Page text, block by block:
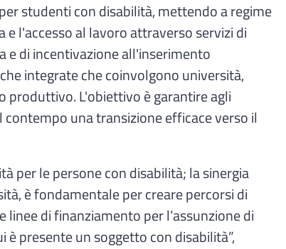
studenti con disabilità, mettendo a regime
l'accesso al lavoro attraverso servizi di
di incentivazione all'inserimento
integrate che coinvolgono università,
produttivo. L'obiettivo è garantire agli
una transizione efficace verso il
per le persone con disabilità; la sinergia
è fondamentale per creare percorsi di
di finanziamento per l’assunzione di
presente un soggetto con disabilità”,